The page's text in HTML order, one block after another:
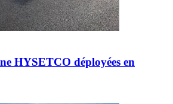
HYSETCO déployées en